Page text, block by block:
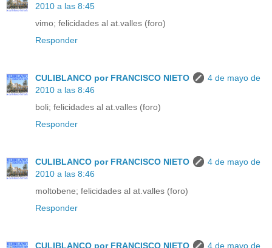
2010 a las 8:45
vimo; felicidades al at.valles (foro)
Responder
CULIBLANCO por FRANCISCO NIETO
4 de mayo de
2010 a las 8:46
boli; felicidades al at.valles (foro)
Responder
CULIBLANCO por FRANCISCO NIETO
4 de mayo de
2010 a las 8:46
moltobene; felicidades al at.valles (foro)
Responder
CULIBLANCO por FRANCISCO NIETO
4 de mayo de